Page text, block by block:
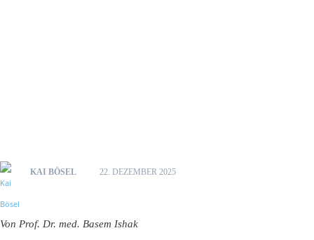
KAI BÖSEL 22. DEZEMBER 2025
Von Prof. Dr. med. Basem Ishak